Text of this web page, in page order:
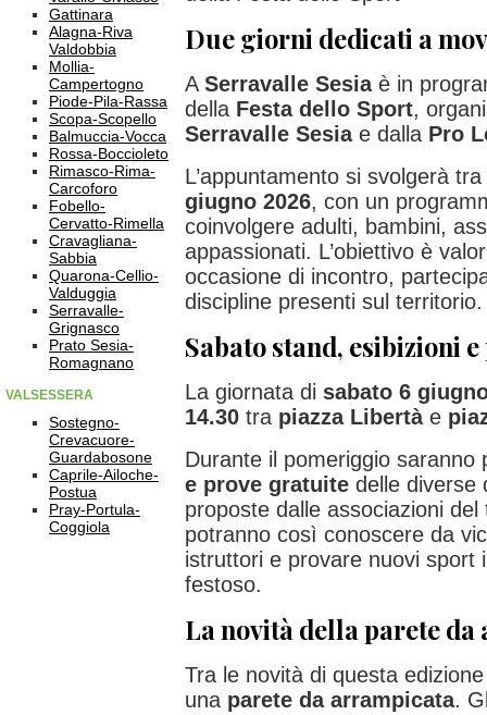
Gattinara
Alagna-Riva
Valdobbia
Mollia-
Campertogno
Piode-Pila-Rassa
Scopa-Scopello
Balmuccia-Vocca
Rossa-Boccioleto
Rimasco-Rima-
Carcoforo
Fobello-
Cervatto-Rimella
Cravagliana-
Sabbia
Quarona-Cellio-
Valduggia
Serravalle-
Grignasco
Prato Sesia-
Romagnano
VALSESSERA
Sostegno-
Crevacuore-
Guardabosone
Caprile-Ailoche-
Postua
Pray-Portula-
Coggiola
Due giorni dedicati a
A Serravalle Sesiaè in
della Festa dello Sport,
Serravalle Sesiae dalla Pro
L’appuntamento si svolgerà tra
giugno 2026, con un
coinvolgere adulti, bambini,
appassionati. L’obiettivo è
occasione di incontro,
discipline presenti sul territorio.
Sabato stand, esibizioni
La giornata di sabato 6
14.30 tra piazza Libertàe
Durante il pomeriggio saranno
e prove gratuite delle diverse
proposte dalle associazioni
potranno così conoscere da
istruttori e provare nuovi sport
festoso.
La novità della parete
Tra le novità di questa
una parete da arrampicata.